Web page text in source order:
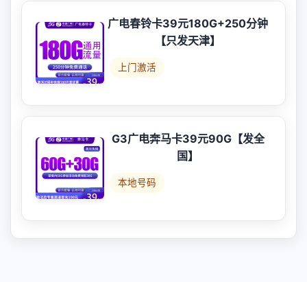
广电春铃卡39元180G+250分钟
【只发天津】
上门激活
G3广电奔马卡39元90G【发全
国】
本地号码